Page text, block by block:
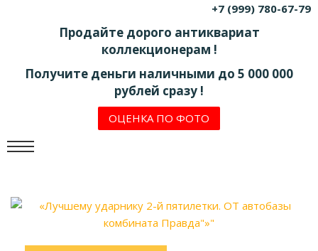
+7 (999) 780-67-79
Продайте дорого антиквариат
коллекционерам !
Получите деньги наличными до 5 000 000
рублей сразу !
ОЦЕНКА ПО ФОТО